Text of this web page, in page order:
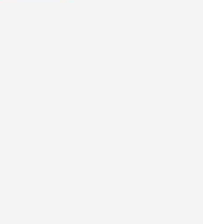
e trasparenza